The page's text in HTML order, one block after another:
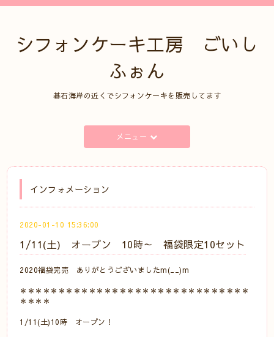
シフォンケーキ工房 ごいし
ふぉん
碁石海岸の近くでシフォンケーキを販売してます
メニュー
インフォメーション
2020-01-10 15:36:00
1/11(土) オープン 10時～ 福袋限定10セット
2020福袋完売 ありがとうございましたm(__)m
＊＊＊＊＊＊＊＊＊＊＊＊＊＊＊＊＊＊＊＊＊＊＊＊＊＊＊＊＊＊
＊＊＊＊
1/11(土)10時 オープン！